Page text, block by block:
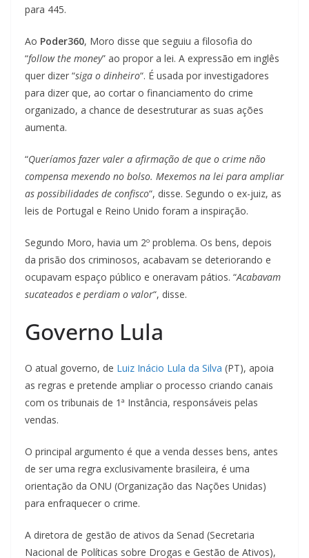
para 445.
Ao Poder360, Moro disse que seguiu a filosofia do
“follow the money” ao propor a lei. A expressão em inglês
quer dizer “siga o dinheiro“. É usada por investigadores
para dizer que, ao cortar o financiamento do crime
organizado, a chance de desestruturar as suas ações
aumenta.
“Queríamos fazer valer a afirmação de que o crime não
compensa mexendo no bolso. Mexemos na lei para ampliar
as possibilidades de confisco“, disse. Segundo o ex-juiz, as
leis de Portugal e Reino Unido foram a inspiração.
Segundo Moro, havia um 2º problema. Os bens, depois
da prisão dos criminosos, acabavam se deteriorando e
ocupavam espaço público e oneravam pátios. “Acabavam
sucateados e perdiam o valor“, disse.
Governo Lula
O atual governo, de Luiz Inácio Lula da Silva (PT), apoia
as regras e pretende ampliar o processo criando canais
com os tribunais de 1ª Instância, responsáveis pelas
vendas.
O principal argumento é que a venda desses bens, antes
de ser uma regra exclusivamente brasileira, é uma
orientação da ONU (Organização das Nações Unidas)
para enfraquecer o crime.
A diretora de gestão de ativos da Senad (Secretaria
Nacional de Políticas sobre Drogas e Gestão de Ativos),